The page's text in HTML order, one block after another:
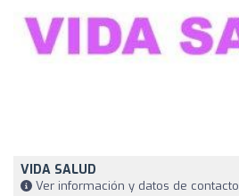
VIDA SALUD
Ver información y datos de contacto